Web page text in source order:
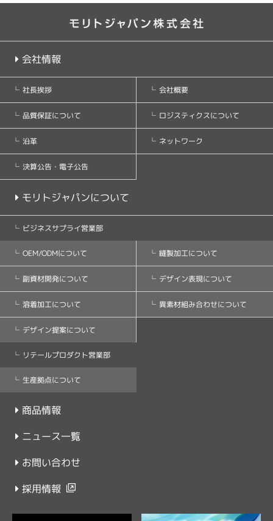
会社情報
社長挨拶 会社概要
品質保証について ロジスティクスについて
沿革 ネットワーク
決算公告・電子公告
モリトジャパンについて
ビジネスサプライ営業部
OEM/ODMについて 縫製加工について
副資材開発について デザイン表現について
溶着加工について 異素材組み合わせについて
デザイン提案について
リテールプロダクト営業部
生産拠点について
商品情報
ニュース一覧
お問い合わせ
採用情報